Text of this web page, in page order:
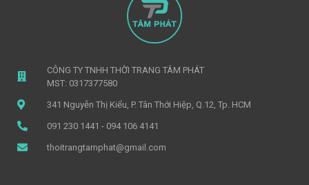
CÔNG TY TNHH THỜI TRANG TÂM PHÁT
MST: 0317377580
341 Nguyễn Thị Kiểu, P. Tân Thới Hiệp, Q.12, Tp. HCM
091 230 1441 - 094 106 4141
thoitrangtamphat@gmail.com